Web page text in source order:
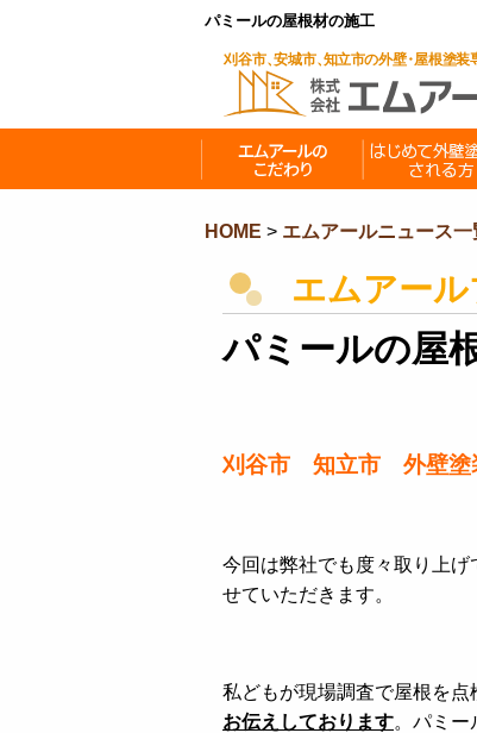
パミールの屋根材の施工
HOME > エムアールニュース一
エムアー
パミールの屋
刈谷市 知立市 外壁塗
今回は弊社でも度々取り上げ
せていただきます。
私どもが現場調査で屋根を点
お伝えしております。パミー